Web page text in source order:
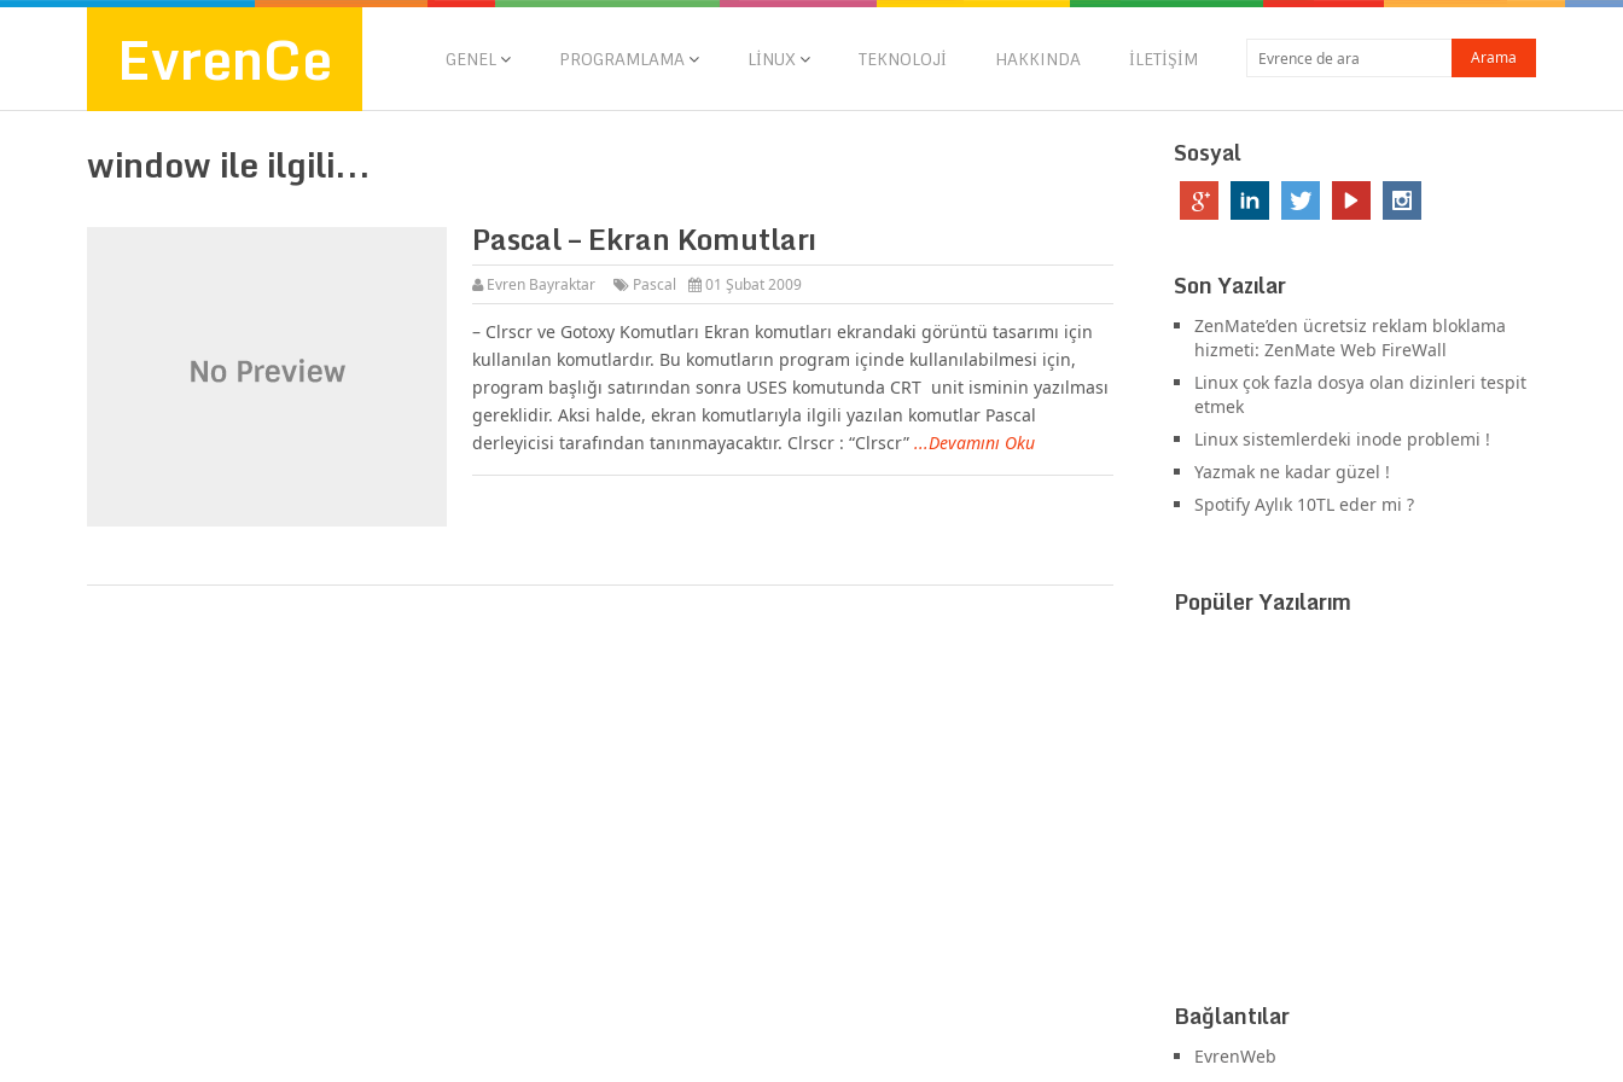
EvrenCe GENEL PROGRAMLAMA LINUX TEKNOLOJI HAKKINDA İLETIŞIM
window ile ilgili...
Pascal – Ekran Komutları
Evren Bayraktar Pascal 01 Şubat 2009
– Clrscr ve Gotoxy Komutları Ekran komutları ekrandaki görüntü tasarımı için
kullanılan komutlardır. Bu komutların program içinde kullanılabilmesi için,
program başlığı satırından sonra USES komutunda CRT unit isminin yazılması
gereklidir. Aksi halde, ekran komutlarıyla ilgili yazılan komutlar Pascal
derleyicisi tarafından tanınmayacaktır. Clrscr : “Clrscr” ...Devamını Oku
Sosyal
Son Yazılar
ZenMate’den ücretsiz reklam bloklama
hizmeti: ZenMate Web FireWall
Linux çok fazla dosya olan dizinleri tespit
etmek
Linux sistemlerdeki inode problemi !
Yazmak ne kadar güzel !
Spotify Aylık 10TL eder mi ?
Popüler Yazılarım
Bağlantılar
EvrenWeb